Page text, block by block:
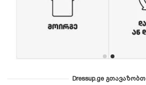
Dressup.ge გთავაზობთ